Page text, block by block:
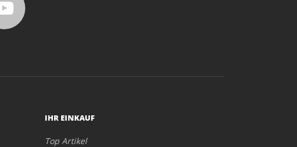
IHR EINKAUF
Top Artikel